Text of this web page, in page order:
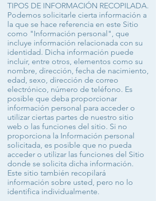
TIPOS DE INFORMACIÓN RECOPILADA.
Podemos solicitarle cierta información a
la que se hace referencia en este Sitio
como "Información personal", que
incluye información relacionada con su
identidad. Dicha información puede
incluir, entre otros, elementos como su
nombre, dirección, fecha de nacimiento,
edad, sexo, dirección de correo
electrónico, número de teléfono. Es
posible que deba proporcionar
información personal para acceder o
utilizar ciertas partes de nuestro sitio
web o las funciones del sitio. Si no
proporciona la Información personal
solicitada, es posible que no pueda
acceder o utilizar las funciones del Sitio
donde se solicita dicha información.
Este sitio también recopilará
información sobre usted, pero no lo
identifica individualmente.